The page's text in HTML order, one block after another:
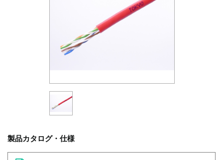
製品カタログ・仕様